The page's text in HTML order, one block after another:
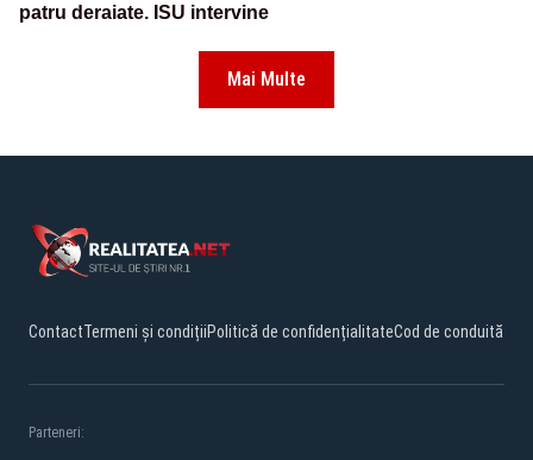
patru deraiate. ISU intervine
Mai Multe
ContactTermeni și condițiiPolitică de confidențialitateCod de conduită
Parteneri: